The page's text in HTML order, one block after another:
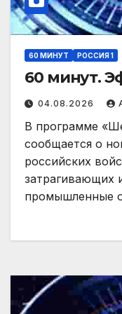
60 МИНУТ РОССИЯ 1
60 минут.
04.08.2026
В программе
сообщается о
российских
затрагивающих
промышленные